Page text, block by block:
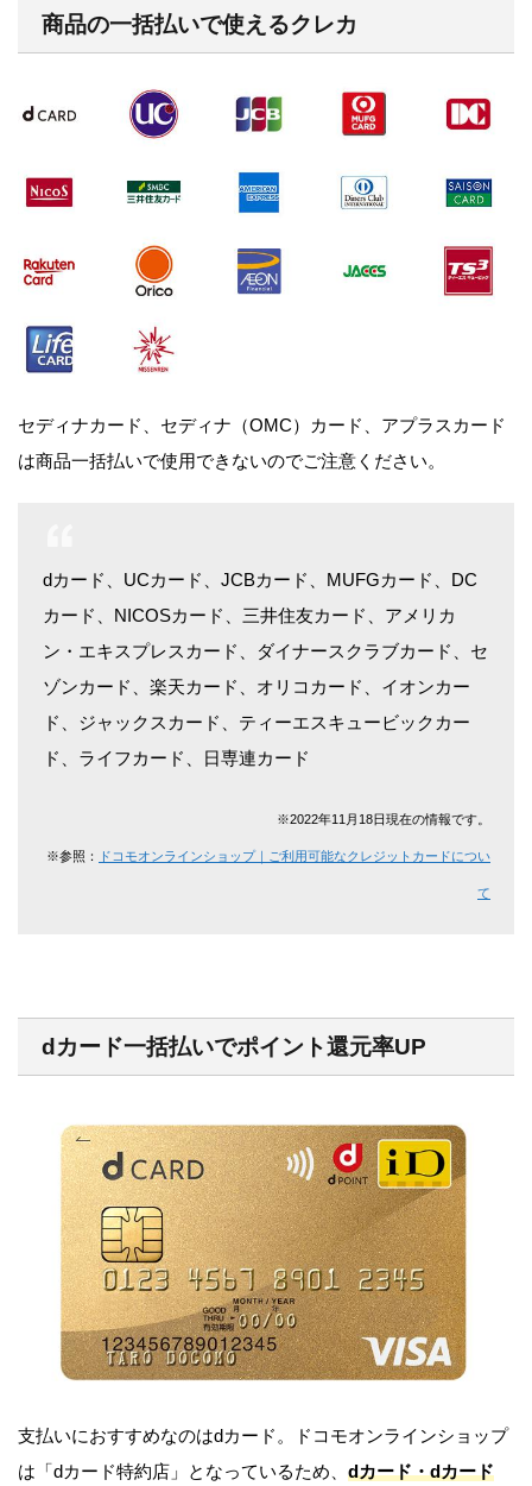
商品の一括払いで使えるクレカ
セディナカード、セディナ（OMC）カード、アプラスカード
は商品一括払いで使用できないのでご注意ください。
dカード、UCカード、JCBカード、MUFGカード、DC
カード、NICOSカード、三井住友カード、アメリカ
ン・エキスプレスカード、ダイナースクラブカード、セ
ゾンカード、楽天カード、オリコカード、イオンカー
ド、ジャックスカード、ティーエスキュービックカー
ド、ライフカード、日専連カード
※2022年11月18日現在の情報です。
※参照： ドコモオンラインショップ｜ご利用可能なクレジットカードについ
て
dカード一括払いでポイント還元率UP
支払いにおすすめなのはdカード。ドコモオンラインショップ
は「dカード特約店」となっているため、 dカード・dカード